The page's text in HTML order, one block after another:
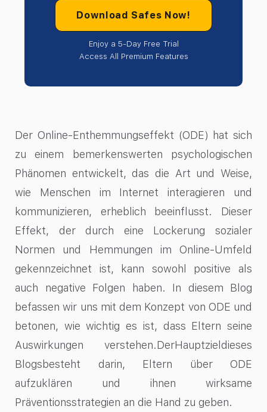
Download Safes Now!
Enjoy a 5-Day Free Trial
Access All Premium Features
Der Online-Enthemmungseffekt (ODE) hat sich
zu einem bemerkenswerten psychologischen
Phänomen entwickelt, das die Art und Weise,
wie Menschen im Internet interagieren und
kommunizieren, erheblich beeinflusst. Dieser
Effekt, der durch eine Lockerung sozialer
Normen und Hemmungen im Online-Umfeld
gekennzeichnet ist, kann sowohl positive als
auch negative Folgen haben. In diesem Blog
befassen wir uns mit dem Konzept von ODE und
betonen, wie wichtig es ist, dass Eltern seine
Auswirkungen verstehen.DerHauptzieldieses
Blogsbesteht darin, Eltern über ODE
aufzuklären und ihnen wirksame
Präventionsstrategien an die Hand zu geben.